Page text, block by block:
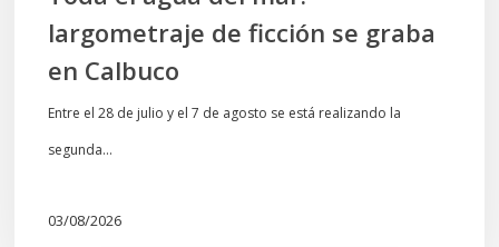
largometraje de ficción se graba
en Calbuco
Entre el 28 de julio y el 7 de agosto se está realizando la
segunda…
03/08/2026